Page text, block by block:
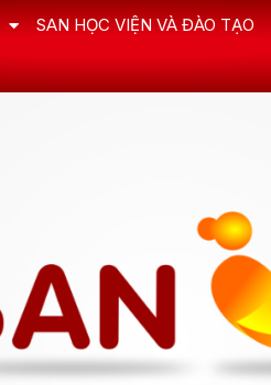
SAN HỌC VIỆN VÀ ĐÀO TẠO